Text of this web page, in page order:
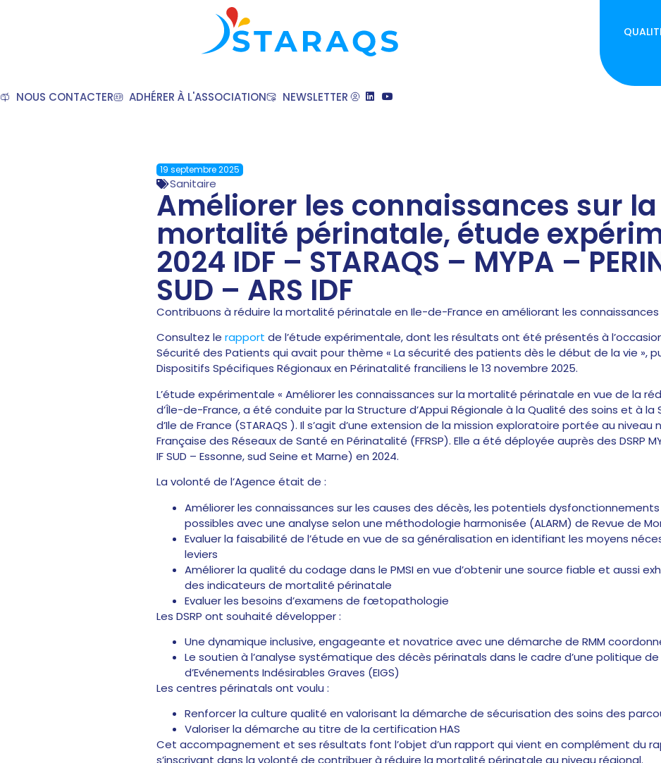
NOUS CONTACTER ADHÉRER À L'ASSOCIATION NEWSLETTER
19 septembre 2025
Sanitaire
Améliorer les connaissances sur la
mortalité périnatale, étude
2024 IDF – STARAQS – MYPA –
SUD – ARS IDF
Contribuons à réduire la mortalité périnatale en Ile-de-France en améliorant les connaissances
Consultez le rapport de l’étude expérimentale, dont les résultats ont été présentés à
Sécurité des Patients qui avait pour thème « La sécurité des patients dès le début de la vie »,
Dispositifs Spécifiques Régionaux en Périnatalité franciliens le 13 novembre 2025.
L’étude expérimentale « Améliorer les connaissances sur la mortalité périnatale en vue de la
d’Île-de-France, a été conduite par la Structure d’Appui Régionale à la Qualité des soins et à
d’Ile de France (STARAQS ). Il s’agit d’une extension de la mission exploratoire portée au
Française des Réseaux de Santé en Périnatalité (FFRSP). Elle a été déployée auprès des DSRP
IF SUD – Essonne, sud Seine et Marne) en 2024.
La volonté de l’Agence était de :
Améliorer les connaissances sur les causes des décès, les potentiels
possibles avec une analyse selon une méthodologie harmonisée (ALARM) de Revue de
Evaluer la faisabilité de l’étude en vue de sa généralisation en identifiant les moyens
leviers
Améliorer la qualité du codage dans le PMSI en vue d’obtenir une source fiable et aussi
des indicateurs de mortalité périnatale
Evaluer les besoins d’examens de fœtopathologie
Les DSRP ont souhaité développer :
Une dynamique inclusive, engageante et novatrice avec une démarche de RMM
Le soutien à l’analyse systématique des décès périnatals dans le cadre d’une politique
d’Evénements Indésirables Graves (EIGS)
Les centres périnatals ont voulu :
Renforcer la culture qualité en valorisant la démarche de sécurisation des soins des
Valoriser la démarche au titre de la certification HAS
Cet accompagnement et ses résultats font l’objet d’un rapport qui vient en complément du